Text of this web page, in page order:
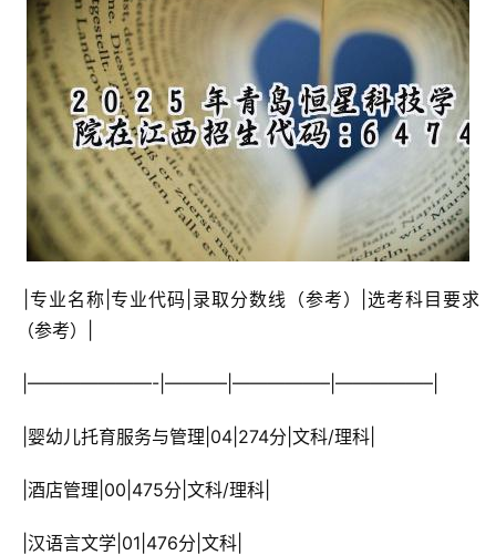
（参考）|
|———————-|———–|—————–|—————–|
|婴幼儿托育服务与管理|04|274分|文科/理科|
|酒店管理|00|475分|文科/理科|
|汉语言文学|01|476分|文科|